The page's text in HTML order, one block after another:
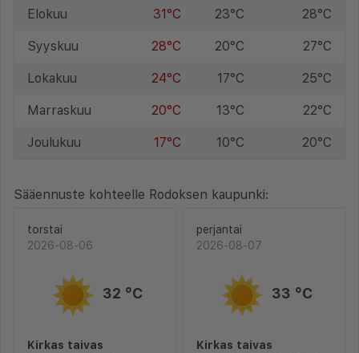
Elokuu 31°C 23°C 28°C
Syyskuu 28°C 20°C 27°C
Lokakuu 24°C 17°C 25°C
Marraskuu 20°C 13°C 22°C
Joulukuu 17°C 10°C 20°C
Sääennuste kohteelle Rodoksen kaupunki:
torstai
2026-08-06
32 °C
Kirkas taivas
perjantai
2026-08-07
33 °C
Kirkas taivas